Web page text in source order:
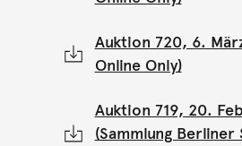
Auktion 720, 6.
Online Only)
Auktion 719, 20.
(Sammlung Berliner